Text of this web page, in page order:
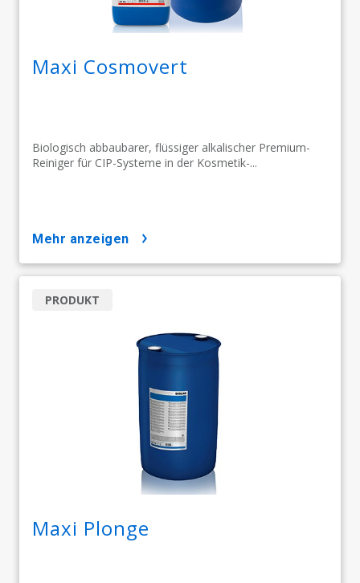
Maxi Cosmovert
Biologisch abbaubarer, flüssiger alkalischer Premium-
Reiniger für CIP-Systeme in der Kosmetik-...
mehr anzeigen
Maxi Plonge
PRODUKT